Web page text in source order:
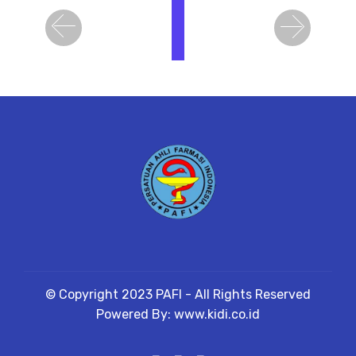
Previous Next
© Copyright 2023 PAFI - All Rights Reserved
Powered By: www.kidi.co.id